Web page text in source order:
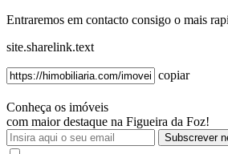
Entraremos em contacto consigo o mais
site.sharelink.text
copiar
Conheça os imóveis
com maior destaque na Figueira da Foz!
Subscrever